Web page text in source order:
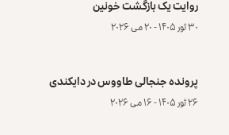
روایت یک بازگشت خونین
۳۰ ثور ۱۴۰۵ - ۲۰ می ۲۰۲۶
پرونده‌ جنجالی طاووس در دایکندی
۲۶ ثور ۱۴۰۵ - ۱۶ می ۲۰۲۶